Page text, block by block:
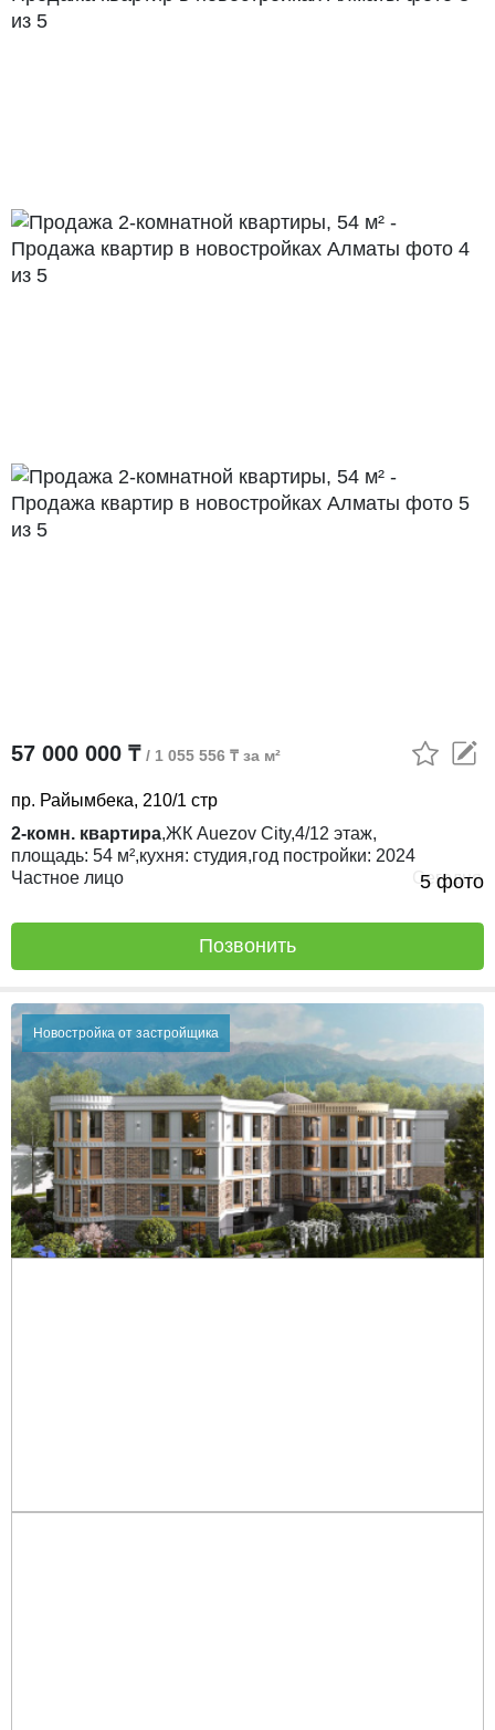
5 фото
57 000 000 ₸ / 1 055 556 ₸ за м²
пр. Райымбека, 210/1 стр
2-комн. квартира,ЖК Auezov City,4/12 этаж,
площадь: 54 м²,кухня: студия,год постройки: 2024
Частное лицо
Сегодня
Позвонить
Новостройка от застройщика